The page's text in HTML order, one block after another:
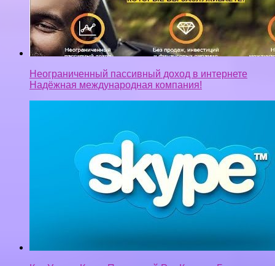
Неограниченный пассивный доход в интернете
Надёжная международная компания!